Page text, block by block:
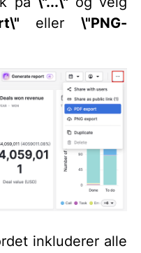
eller\"PNG-
inkluderer alle